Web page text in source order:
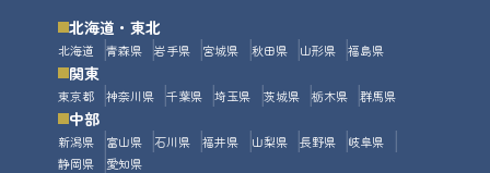
北海道・東北
北海道 青森県 岩手県 宮城県 秋田県 山形県 福島県
関東
東京都 神奈川県 千葉県 埼玉県 茨城県 栃木県 群馬県
中部
新潟県 富山県 石川県 福井県 山梨県 長野県
岐阜県
静岡県
愛知県